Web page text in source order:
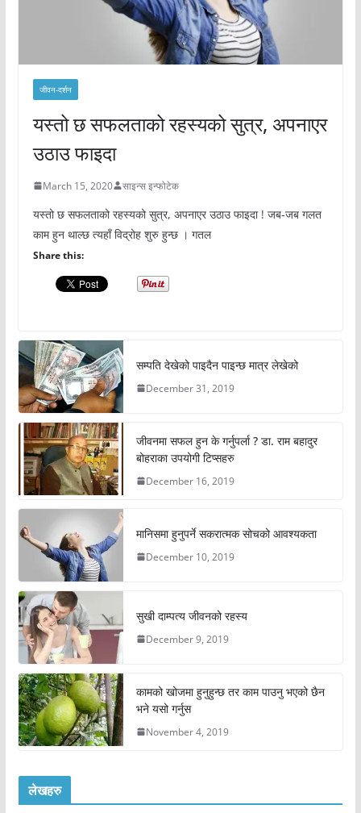
जीवन-दर्शन
यस्तो छ सफलताको रहस्यको सुत्र, अपनाएर
उठाउ फाइदा
March 15, 2020 साइन्स इन्फोटेक
यस्तो छ सफलताको रहस्यको सुत्र, अपनाएर उठाउ फाइदा ! जब-जब गलत
काम हुन थाल्छ त्यहाँ विद्रोह शुरु हुन्छ । गतल
Share this:
सम्पति देखेको पाइदैन पाइन्छ मात्र लेखेको
December 31, 2019
जीवनमा सफल हुन के गर्नुपर्ला ? डा. राम बहादुर
बोहराका उपयोगी टिप्सहरु
December 16, 2019
मानिसमा हुनुपर्ने सकरात्मक सोचको आवश्यकता
December 10, 2019
सुखी दाम्पत्य जीवनको रहस्य
December 9, 2019
कामको खोजमा हुनुहुन्छ तर काम पाउनु भएको छैन
भने यसो गर्नुस
November 4, 2019
लेखहरु